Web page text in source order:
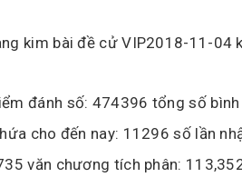
kim bài đề cử VIP2018-11-04
đánh số: 474396 tổng số
cho đến nay: 11296 số lần
văn chương tích phân: